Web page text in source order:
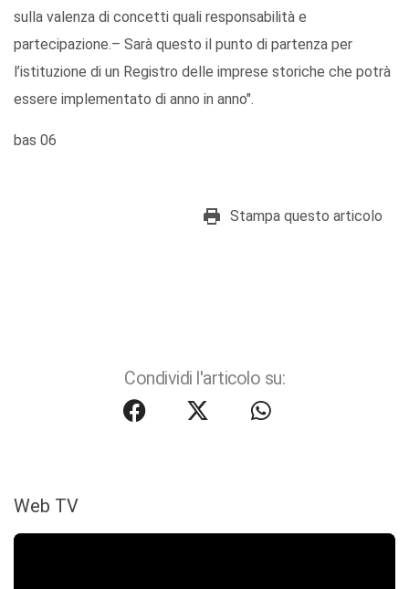
sulla valenza di concetti quali responsabilità e
partecipazione.– Sarà questo il punto di partenza per
l’istituzione di un Registro delle imprese storiche che potrà
essere implementato di anno in anno".
bas 06
Stampa questo articolo
Condividi l'articolo su:
Web TV